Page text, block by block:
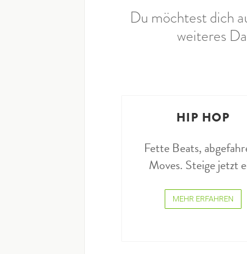
Du möchtest dich
weiteres
HIP HOP
Fette Beats,
Moves. Steige jetzt
MEHR ERFAHREN